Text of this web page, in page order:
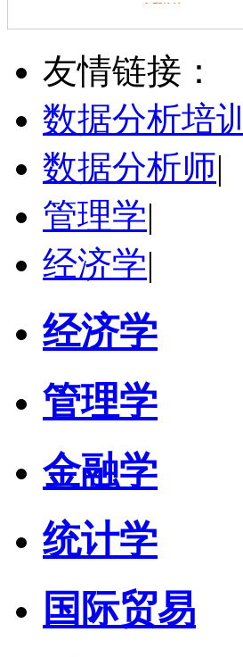
立即咨询
万志宏 天
硕导
学校：南开大学
立即咨询
友情链接：
数据分析培训
数据分析师|
管理学|
经济学|
经济学
管理学
金融学
统计学
国际贸易